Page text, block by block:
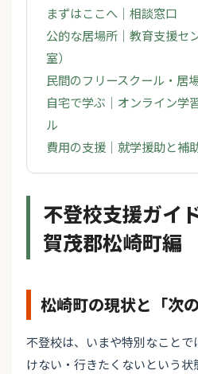
まずはここへ｜相談窓口
公的な居場所｜教育支援セ
室）
民間のフリースクール・居
自宅で学ぶ｜オンライン学
ル
費用の支援｜就学援助と補
不登校支援ガイ
賀茂郡松崎町編
松崎町の現状と「次の
不登校は、いまや特別なこと
けない・行きたくないという